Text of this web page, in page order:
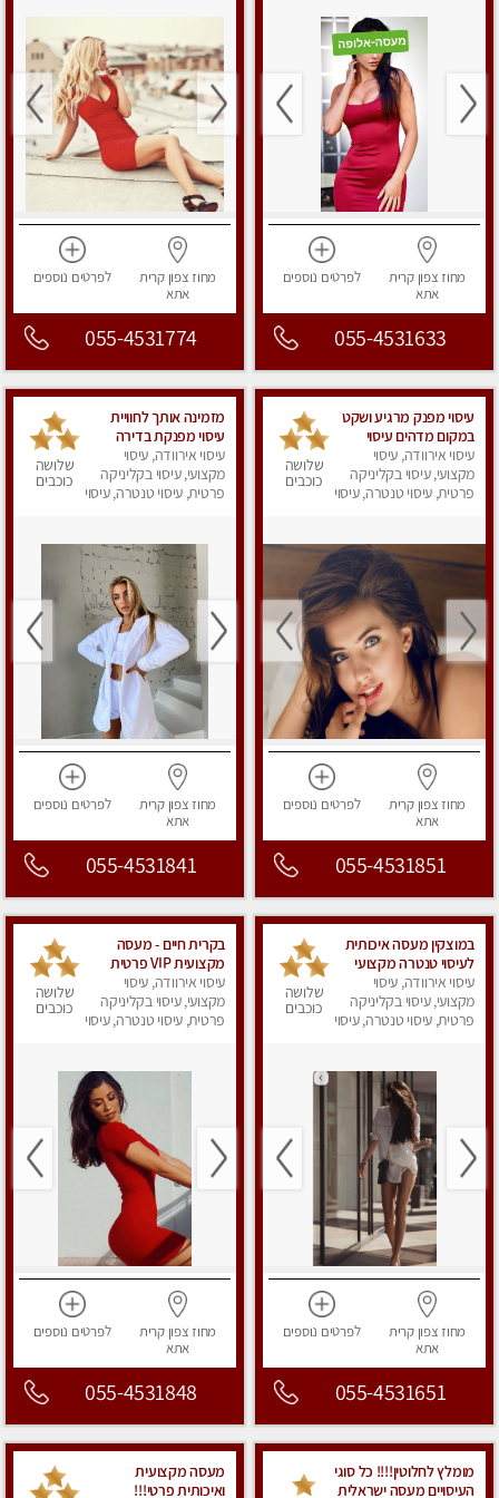
מחוז צפוןקרית
אתא
לפרטים נוספים
055-4531633
מחוז צפוןקרית
אתא
לפרטים נוספים
055-4531774
עיסוי מפנק מרגיע ושקט
במקום מדהים עיסוי
מושקע מאוד
עיסוי אירוודה, עיסוי
מקצועי, עיסוי בקליניקה
פרטית, עיסוי טנטרה, עיסוי
שלושה
כוכבים
מחוז צפוןקרית
אתא
לפרטים נוספים
055-4531851
מזמינה אותך לחוויית
עיסוי מפנקת בדירה
פרטית Massage
עיסוי אירוודה, עיסוי
מקצועי, עיסוי בקליניקה
פרטית, עיסוי טנטרה, עיסוי
שלושה
כוכבים
מחוז צפוןקרית
אתא
לפרטים נוספים
055-4531841
במוצקין מעסה איכותית
לעיסוי טנטרה מקצועי
ומרגיעה
עיסוי אירוודה, עיסוי
מקצועי, עיסוי בקליניקה
פרטית, עיסוי טנטרה, עיסוי
שלושה
כוכבים
מחוז צפוןקרית
אתא
לפרטים נוספים
055-4531651
בקרית חיים - מעסה
מקצועית VIP פרטית
ומיוחדת בחיפה מומלץ
מאוד !!!
עיסוי אירוודה, עיסוי
מקצועי, עיסוי בקליניקה
פרטית, עיסוי טנטרה, עיסוי
שלושה
כוכבים
מחוז צפוןקרית
אתא
לפרטים נוספים
055-4531848
מומלץ לחלוטין!!!! כל סוגי
העיסויים מעסה ישראלית
מעסה מקצועית
ואיכותית פרטי!!!